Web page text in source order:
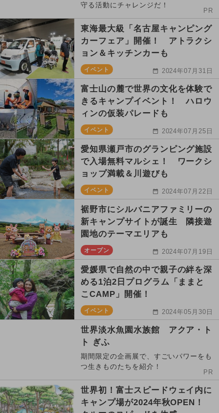
守る活動にチャレンジだ！
PR
東海最大級「名古屋キャンピング
カーフェア」開催！ アトラクシ
ョン＆キッチンカーも
イベント 2024年07月31日
富士山の麓で世界の文化を体験で
きるキャンプイベント！ ハロウ
ィンの仮装パレードも
イベント 2024年07月25日
愛知県瀬戸市のグランピング施設
で入場無料マルシェ！ ワークシ
ョップ満載＆川遊びも
イベント 2024年07月22日
裾野市にシルバニアファミリーの
新キャンプサイトが誕生 隣接遊
園地のテーマエリアも
オープン 2024年07月19日
愛媛県で自然の中で親子の絆を深
める1泊2日プログラム「ままと
こCAMP」開催！
イベント 2024年05月30日
世界淡水魚園水族館 アクア・ト
ト ぎふ
期間限定の企画展で、すごいパワーをも
つ生きものたちを紹介！
PR
世界初！富士スピードウェイ内に
キャンプ場が2024年秋OPEN！